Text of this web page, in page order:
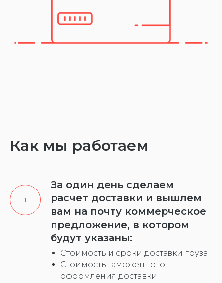
Как мы работаем
За один день сделаем
расчет доставки и вышлем
вам на почту коммерческое
предложение, в котором
будут указаны:
Стоимость и сроки доставки груза
Стоимость таможенного
оформления доставки